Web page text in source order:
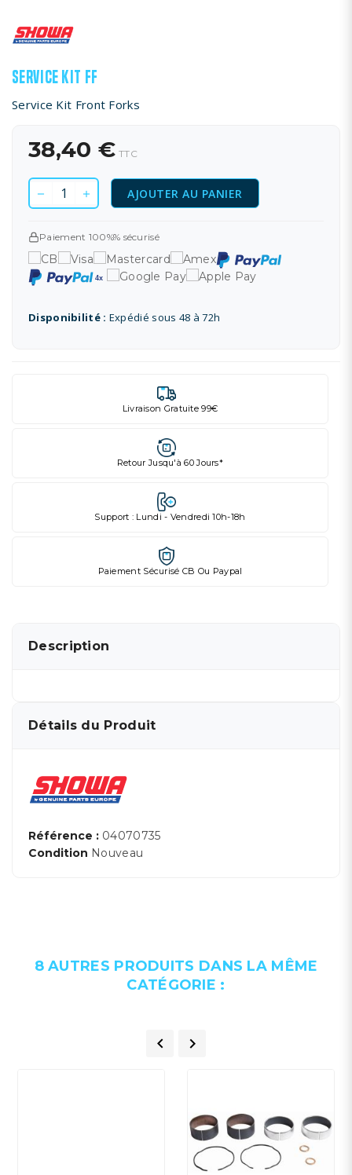
SERVICE KIT FF
Service Kit Front Forks
38,40 € TTC
AJOUTER AU PANIER
Paiement 100%% sécurisé
Disponibilité : Expédié sous 48 à 72h
Livraison Gratuite 99€
Retour Jusqu'à 60 Jours*
Support : Lundi - Vendredi 10h-18h
Paiement Sécurisé CB Ou Paypal
Description
Détails du Produit
Référence : 04070735
Condition Nouveau
8 AUTRES PRODUITS DANS LA MÊME
CATÉGORIE :
 